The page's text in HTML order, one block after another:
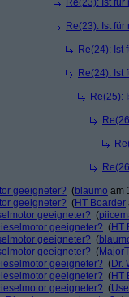
Re(23): Ist
Re(23): Ist
Re(24): Ist
Re(24): Ist
Re(25):
geeigneter? (blaumo am
geeigneter? (HT Boarder
geeigneter? (
geeigneter? (HT
geeigneter? (
geeigneter? (
geeigneter? (Dr.
geeigneter? (HT
geeigneter? (